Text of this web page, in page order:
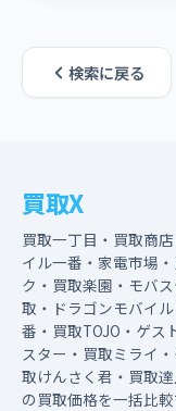
検索に戻る
買取X
買取一丁目・買取商
イル一番・家電市場
ク・買取楽園・モバ
取・ドラゴンモバイ
番・買取TOJO・ゲス
スター・買取ミライ
取けんさく君・買取
の買取価格を一括比